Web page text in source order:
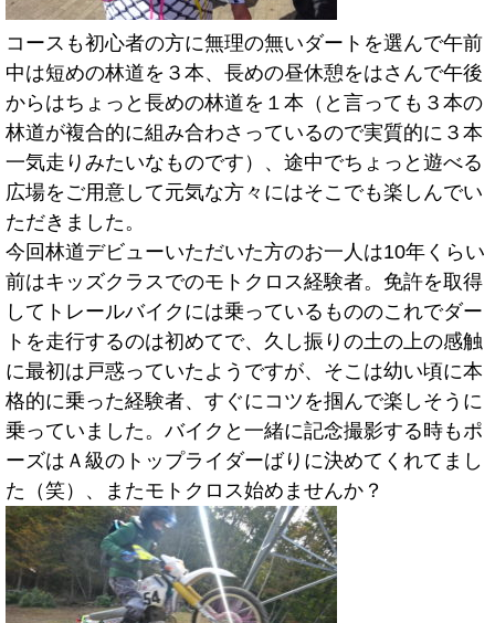
コースも初心者の方に無理の無いダートを選んで午前
中は短めの林道を３本、長めの昼休憩をはさんで午後
からはちょっと長めの林道を１本（と言っても３本の
林道が複合的に組み合わさっているので実質的に３本
一気走りみたいなものです）、途中でちょっと遊べる
広場をご用意して元気な方々にはそこでも楽しんでい
ただきました。
今回林道デビューいただいた方のお一人は10年くらい
前はキッズクラスでのモトクロス経験者。免許を取得
してトレールバイクには乗っているもののこれでダー
トを走行するのは初めてで、久し振りの土の上の感触
に最初は戸惑っていたようですが、そこは幼い頃に本
格的に乗った経験者、すぐにコツを掴んで楽しそうに
乗っていました。バイクと一緒に記念撮影する時もポ
ーズはＡ級のトップライダーばりに決めてくれてまし
た（笑）、またモトクロス始めませんか？